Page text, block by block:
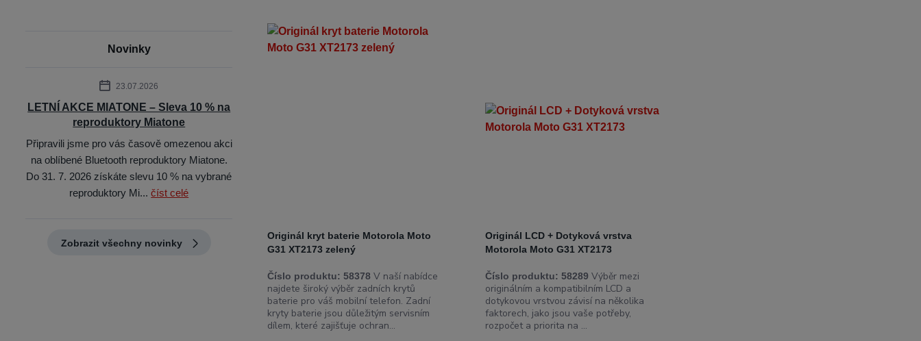
Originál kryt baterie Motorola Moto
G31 XT2173 zelený
Číslo produktu: 58378 V naší nabídce
najdete široký výběr zadních krytů
baterie pro váš mobilní telefon. Zadní
kryty baterie jsou důležitým servisním
dílem, které zajišťuje ochran...
Originál LCD + Dotyková vrstva
Motorola Moto G31 XT2173
Číslo produktu: 58289 Výběr mezi
originálním a kompatibilním LCD a
dotykovou vrstvou závisí na několika
faktorech, jako jsou vaše potřeby,
rozpočet a priorita na ...
Novinky
23.07.2026
LETNÍ AKCE MIATONE – Sleva 10 % na
reproduktory Miatone
Připravili jsme pro vás časově omezenou akci
na oblíbené Bluetooth reproduktory Miatone.
Do 31. 7. 2026 získáte slevu 10 % na vybrané
reproduktory Mi...číst celé
Zobrazit všechny novinky